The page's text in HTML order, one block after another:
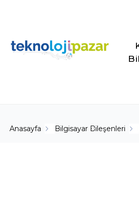
Anasayfa Bilgisayar Bileşenleri